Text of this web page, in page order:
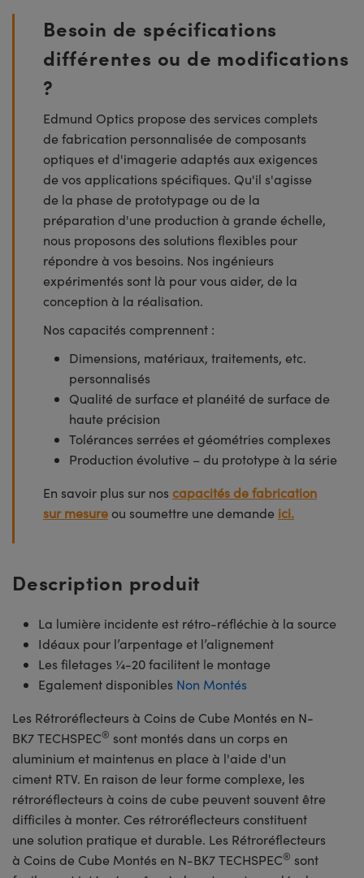
Besoin de spécifications
différentes ou de modifications
?
Edmund Optics propose des services complets
de fabrication personnalisée de composants
optiques et d'imagerie adaptés aux exigences
de vos applications spécifiques. Qu'il s'agisse
de la phase de prototypage ou de la
préparation d'une production à grande échelle,
nous proposons des solutions flexibles pour
répondre à vos besoins. Nos ingénieurs
expérimentés sont là pour vous aider, de la
conception à la réalisation.
Nos capacités comprennent :
Dimensions, matériaux, traitements, etc.
personnalisés
Qualité de surface et planéité de surface de
haute précision
Tolérances serrées et géométries complexes
Production évolutive – du prototype à la série
En savoir plus sur nos capacités de fabrication
sur mesure ou soumettre une demande ici.
Description produit
La lumière incidente est rétro-réfléchie à la source
Idéaux pour l’arpentage et l’alignement
Les filetages ¼-20 facilitent le montage
Egalement disponibles Non Montés
Les Rétroréflecteurs à Coins de Cube Montés en N-
BK7 TECHSPEC® sont montés dans un corps en
aluminium et maintenus en place à l'aide d'un
ciment RTV. En raison de leur forme complexe, les
rétroréflecteurs à coins de cube peuvent souvent être
difficiles à monter. Ces rétroréflecteurs constituent
une solution pratique et durable. Les Rétroréflecteurs
à Coins de Cube Montés en N-BK7 TECHSPEC® sont